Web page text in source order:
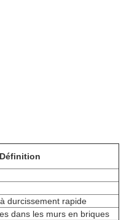
Définition
durcissement rapide
dans les murs en briques